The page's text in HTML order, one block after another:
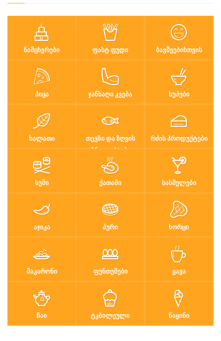
ᲜᲐᲛᲪᲮᲕᲠᲔᲑᲘ ᲤᲐᲡᲢ ᲤᲣᲓᲘ ᲑᲐᲕᲨᲕᲔᲑᲘᲡᲗᲕᲘᲡ
ᲞᲘᲪᲐ ᲯᲐᲜᲡᲐᲦᲘ ᲙᲕᲔᲑᲐ ᲡᲣᲞᲔᲑᲘ
ᲡᲐᲚᲐᲗᲘ
ᲗᲔᲕᲖᲘ ᲓᲐ ᲖᲦᲕᲘᲡ
ᲞᲠᲝᲓᲣᲥᲢᲔᲑᲘ
ᲠᲫᲘᲡ ᲞᲠᲝᲓᲣᲥᲢᲔᲑᲘ
ᲡᲣᲨᲘ ᲥᲐᲗᲐᲛᲘ ᲡᲐᲡᲛᲔᲚᲔᲑᲘ
ᲐᲯᲘᲙᲐ ᲞᲣᲠᲘ ᲮᲝᲠᲪᲘ
ᲛᲐᲙᲐᲠᲝᲜᲘ ᲤᲣᲜᲗᲣᲨᲔᲑᲘ ᲧᲐᲕᲐ
ᲩᲐᲘ ᲢᲙᲑᲘᲚᲔᲣᲚᲘ ᲜᲐᲧᲘᲜᲘ